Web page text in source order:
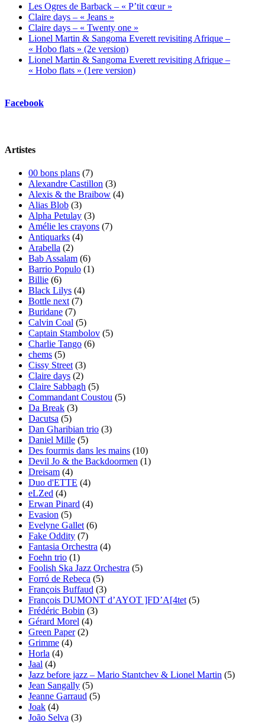
Les Ogres de Barback – « P’tit cœur »
Claire days – « Jeans »
Claire days – « Twenty one »
Lionel Martin & Sangoma Everett revisiting Afrique –
« Hobo flats » (2e version)
Lionel Martin & Sangoma Everett revisiting Afrique –
« Hobo flats » (1ere version)
Facebook
Artistes
00 bons plans (7)
Alexandre Castillon (3)
Alexis & the Braibow (4)
Alias Blob (3)
Alpha Petulay (3)
Amélie les crayons (7)
Antiquarks (4)
Arabella (2)
Bab Assalam (6)
Barrio Populo (1)
Billie (6)
Black Lilys (4)
Bottle next (7)
Buridane (7)
Calvin Coal (5)
Captain Stambolov (5)
Charlie Tango (6)
chems (5)
Cissy Street (3)
Claire days (2)
Claire Sabbagh (5)
Commandant Coustou (5)
Da Break (3)
Dacutsa (5)
Dan Gharibian trio (3)
Daniel Mille (5)
Des fourmis dans les mains (10)
Devil Jo & the Backdoormen (1)
Dreisam (4)
Duo d'ETTE (4)
eLZed (4)
Erwan Pinard (4)
Evasion (5)
Evelyne Gallet (6)
Fake Oddity (7)
Fantasia Orchestra (4)
Foehn trio (1)
Foolish Ska Jazz Orchestra (5)
Forró de Rebeca (5)
François Buffaud (3)
François DUMONT d’AYOT ]FD’A[4tet (5)
Frédéric Bobin (3)
Gérard Morel (4)
Green Paper(2)
Grimme (4)
Horla (4)
Jaal (4)
Jazz before jazz – Mario Stantchev & Lionel Martin (5)
Jean Sangally (5)
Jeanne Garraud (5)
Joak (4)
João Selva (3)